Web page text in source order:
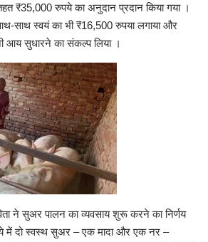
₹35,000 रुपये का अनुदान प्रदान किया गया ।
साथ स्वयं का भी ₹16,500 रुपया लगाया और
आय सुधारने का संकल्प लिया ।
ने सुअर पालन का व्यवसाय शुरू करने का निर्णय
में दो स्वस्थ सुअर – एक मादा और एक नर –